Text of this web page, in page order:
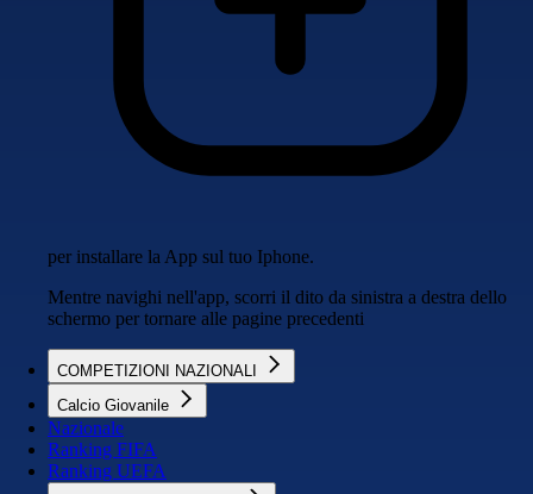
per installare la App sul tuo Iphone.
Mentre navighi nell'app, scorri il dito da sinistra a destra dello
schermo per tornare alle pagine precedenti
COMPETIZIONI NAZIONALI
Calcio Giovanile
Nazionale
Ranking FIFA
Ranking UEFA